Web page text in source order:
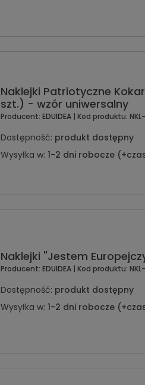
Naklejki Patriotyczne
szt.) - wzór uniwersalny
Producent: EDUIDEA | Kod produktu:
Dostępność: produkt dostępny
Wysyłka w: 1-2 dni robocze
Naklejki "Jestem
Producent: EDUIDEA | Kod produktu:
Dostępność: produkt dostępny
Wysyłka w: 1-2 dni robocze